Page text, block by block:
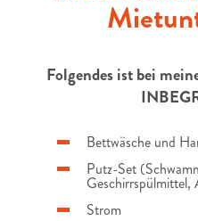
Folgendes ist bei
Bettwäsche und
Putz-Set
Geschirrspülmittel,
Strom